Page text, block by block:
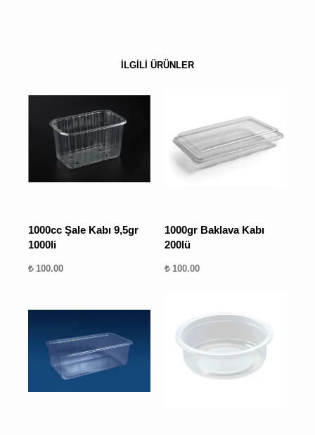
İLGİLİ ÜRÜNLER
1000cc Şale Kabı 9,5gr
1000li
₺ 100.00
1000gr Baklava Kabı
200lü
₺ 100.00